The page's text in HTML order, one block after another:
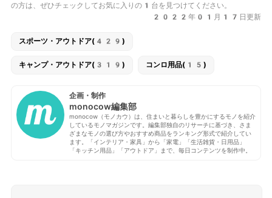
の方は、ぜひチェックしてお気に入りの1台を見つけてください。
2022年01月17日更新
スポーツ・アウトドア(429)
キャンプ・アウトドア(319) コンロ用品(15)
企画・制作
monocow編集部
monocow（モノカウ）は、住まいと暮らしを豊かにするモノを紹介
しているモノマガジンです。編集部独自のリサーチに基づき、さま
ざまなモノの選び方やおすすめ商品をランキング形式で紹介してい
ます。「インテリア・家具」から「家電」「生活雑貨・日用品」
「キッチン用品」「アウトドア」まで、毎日コンテンツを制作中。